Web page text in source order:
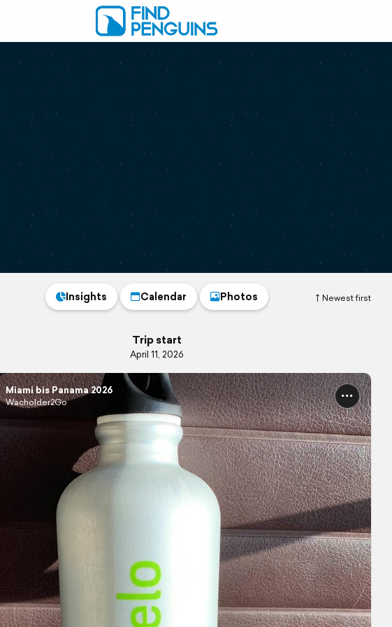
Newest first
Insights Calendar Photos
Trip start
April 11, 2026
Miami bis Panama 2026
Wacholder2Go